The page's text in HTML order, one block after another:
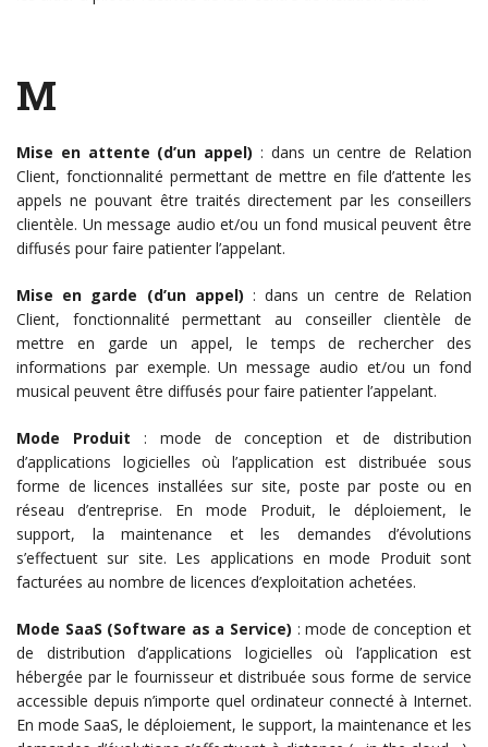
M
Mise en attente (d’un appel) : dans un centre de Relation
Client, fonctionnalité permettant de mettre en file d’attente les
appels ne pouvant être traités directement par les conseillers
clientèle. Un message audio et/ou un fond musical peuvent être
diffusés pour faire patienter l’appelant.
Mise en garde (d’un appel) : dans un centre de Relation
Client, fonctionnalité permettant au conseiller clientèle de
mettre en garde un appel, le temps de rechercher des
informations par exemple. Un message audio et/ou un fond
musical peuvent être diffusés pour faire patienter l’appelant.
Mode Produit : mode de conception et de distribution
d’applications logicielles où l’application est distribuée sous
forme de licences installées sur site, poste par poste ou en
réseau d’entreprise. En mode Produit, le déploiement, le
support, la maintenance et les demandes d’évolutions
s’effectuent sur site. Les applications en mode Produit sont
facturées au nombre de licences d’exploitation achetées.
Mode SaaS (Software as a Service) : mode de conception et
de distribution d’applications logicielles où l’application est
hébergée par le fournisseur et distribuée sous forme de service
accessible depuis n’importe quel ordinateur connecté à Internet.
En mode SaaS, le déploiement, le support, la maintenance et les